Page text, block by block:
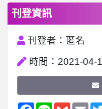
刊登資訊
刊登者：匿名
時間：2021-04-
Facebook
Line Gmail